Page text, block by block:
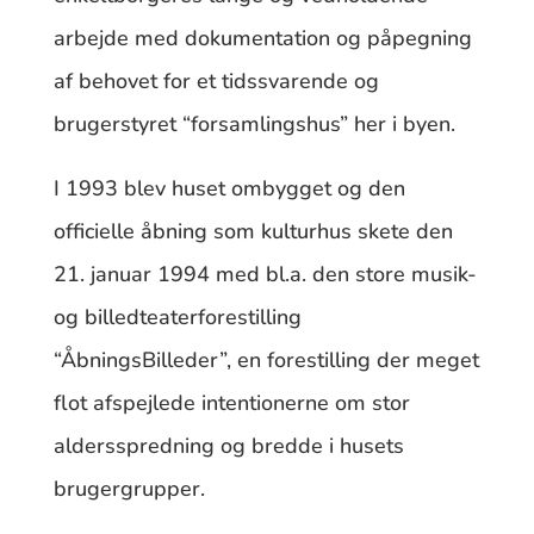
arbejde med dokumentation og påpegning
af behovet for et tidssvarende og
brugerstyret “forsamlingshus” her i byen.
I 1993 blev huset ombygget og den
officielle åbning som kulturhus skete den
21. januar 1994 med bl.a. den store musik-
og billedteaterforestilling
“ÅbningsBilleder”, en forestilling der meget
flot afspejlede intentionerne om stor
aldersspredning og bredde i husets
brugergrupper.